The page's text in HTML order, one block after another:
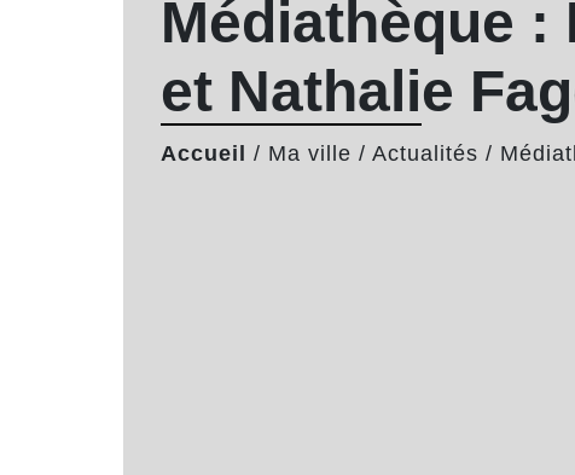
Médiathèque :
et Nathalie
Accueil / Ma ville / Actualités /